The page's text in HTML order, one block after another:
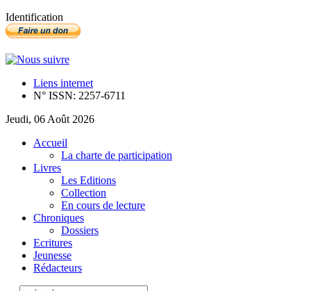
Identification
Liens internet
N° ISSN: 2257-6711
Jeudi, 06 Août 2026
Accueil
La charte de participation
Livres
Les Editions
Collection
En cours de lecture
Chroniques
Dossiers
Ecritures
Jeunesse
Rédacteurs